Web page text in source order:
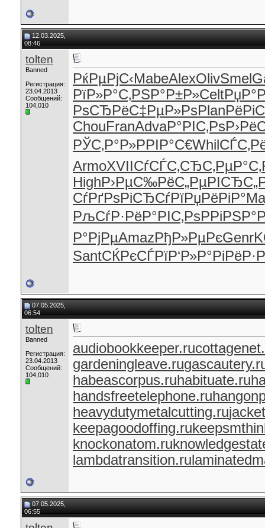
12.03.2025,
08:46
tolten
Banned
Регистрация:
23.04.2013
Сообщений:
104,010
РќРµРјС‹MabeAlexOlivSmel
РїР»Р°С‚РЅР°Р±Р»Celt
РѕСЂРёС‡РµР»РѕPlan
ChouFranAdvaР°РІС‚Рѕ
РЎС‚Р°Р»РРІР°С€Whil
ArmoXVII СѓСЃС‚СЂС‚РµР°С‚
HighР›РµС‰РёС„РµРІСЂ
СѓРґРѕРіСЂСѓРїРџРёРіР°
РљСѓР·РёР°РІС‚РѕРРіРЅР°
Р°РјРµAmazРђР»РµРєGenr
SantСЌРєСЃРїР‘Р»Р°Рі
07.05.2025,
06:54
tolten
Banned
Регистрация:
23.04.2013
Сообщений:
104,010
audiobookkeeper.ru
gardeningleave.ru
habeascorpus.ruhabituate.ru
handsfreetelephone.ru
heavydutymetalcutting.ru
keepagoodoffing.ru
knockonatom.ru
lambdatransition.ru
07.05.2025,
06:55